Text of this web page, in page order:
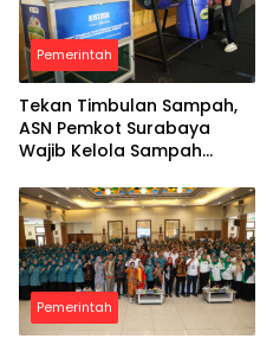
Pemerintah
Tekan Timbulan Sampah,
ASN Pemkot Surabaya
Wajib Kelola Sampah
Pemerintah